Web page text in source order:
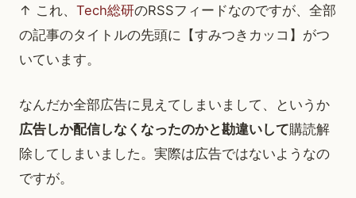
↑ これ、 Tech総研のRSSフィードなのですが、全部
の記事のタイトルの先頭に【すみつきカッコ】がつ
いています。
なんだか全部広告に見えてしまいまして、というか
広告しか配信しなくなったのかと勘違いして購読解
除してしまいました。実際は広告ではないようなの
ですが。